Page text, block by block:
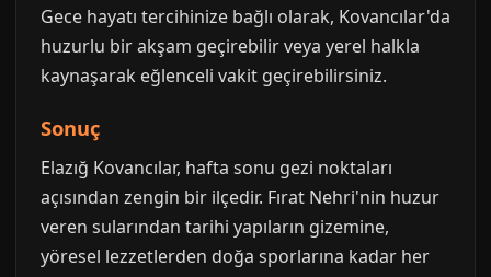
Gece hayatı tercihinize bağlı olarak, Kovancılar'da
huzurlu bir akşam geçirebilir veya yerel halkla
kaynaşarak eğlenceli vakit geçirebilirsiniz.
Sonuç
Elazığ Kovancılar, hafta sonu gezi noktaları
açısından zengin bir ilçedir. Fırat Nehri'nin huzur
veren sularından tarihi yapıların gizemine,
yöresel lezzetlerden doğa sporlarına kadar her